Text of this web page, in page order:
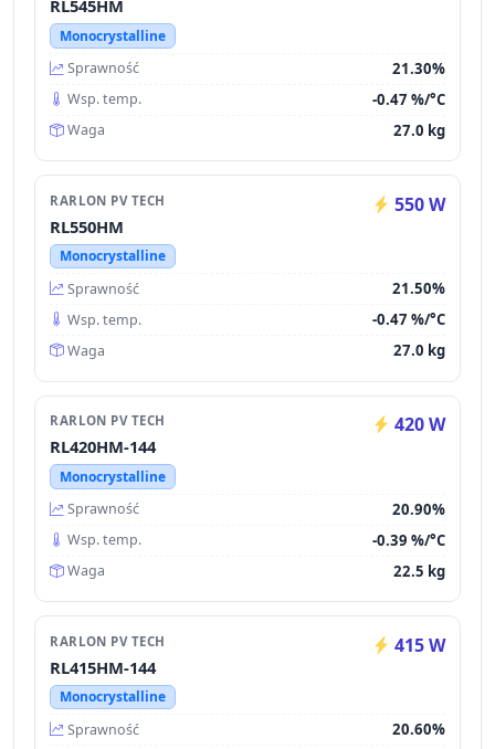
RL545HM
Monocrystalline
Sprawność
21.30%
Wsp. temp. -0.47 %/°C
Waga 27.0 kg
RARLON PV TECH 550 W
RL550HM
Monocrystalline
Sprawność
21.50%
Wsp. temp. -0.47 %/°C
Waga 27.0 kg
RARLON PV TECH 420 W
RL420HM-144
Monocrystalline
Sprawność
20.90%
Wsp. temp. -0.39 %/°C
Waga 22.5 kg
RARLON PV TECH 415 W
RL415HM-144
Monocrystalline
Sprawność
20.60%